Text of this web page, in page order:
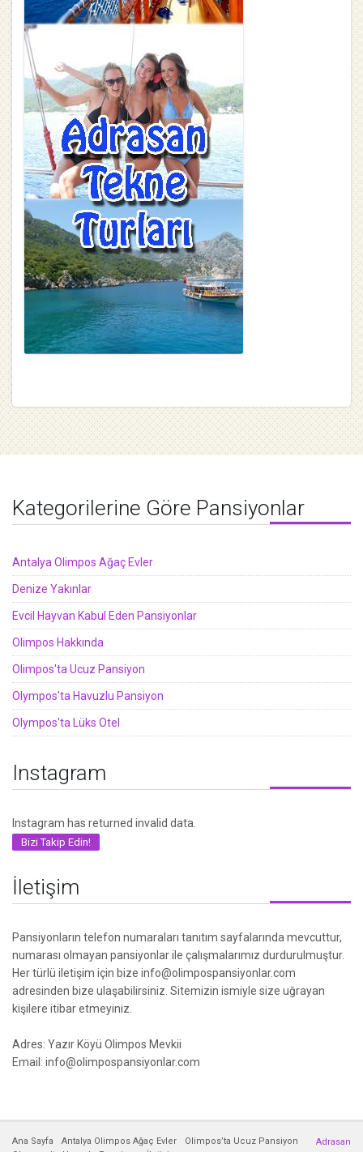
Kategorilerine Göre Pansiyonlar
Antalya Olimpos Ağaç Evler
Denize Yakınlar
Evcil Hayvan Kabul Eden Pansiyonlar
Olimpos Hakkında
Olimpos'ta Ucuz Pansiyon
Olympos'ta Havuzlu Pansiyon
Olympos'ta Lüks Otel
Instagram
Instagram has returned invalid data.
Bizi Takip Edin!
İletişim
Pansiyonların telefon numaraları tanıtım sayfalarında mevcuttur,
numarası olmayan pansiyonlar ile çalışmalarımız durdurulmuştur.
Her türlü iletişim için bize info@olimpospansiyonlar.com
adresinden bize ulaşabilirsiniz. Sitemizin ismiyle size uğrayan
kişilere itibar etmeyiniz.
Adres: Yazır Köyü Olimpos Mevkii
Email: info@olimpospansiyonlar.com
Ana Sayfa Antalya Olimpos Ağaç Evler
Olimpos’ta Ucuz Pansiyon
Adrasan